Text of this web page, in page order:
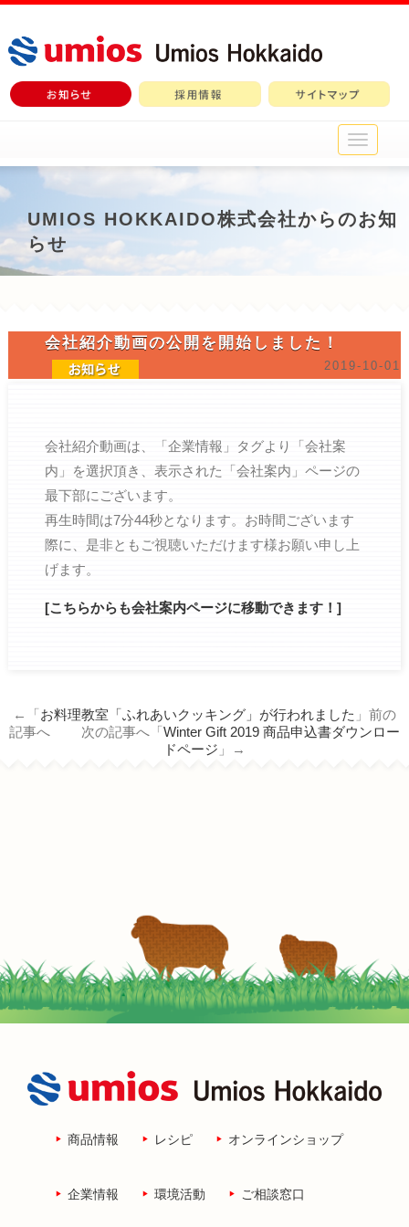
メ
イ
ニ
ュ
UMIOS HOKKAIDO株式会社からのお知
らせ
会社紹介動画の公開を開始しました！
2019-10-01
会社紹介動画は、「企業情報」タグより「会社案
内」を選択頂き、表示された「会社案内」ページの
最下部にございます。
再生時間は7分44秒となります。お時間ございます
際に、是非ともご視聴いただけます様お願い申し上
げます。
[こちらからも会社案内ページに移動できます！]
←「お料理教室「ふれあいクッキング」が行われました 」前の
記事へ 次の記事へ「Winter Gift 2019 商品申込書ダウンロー
ドページ 」→
商品情報 レシピ オンラインショップ
企業情報 環境活動 ご相談窓口